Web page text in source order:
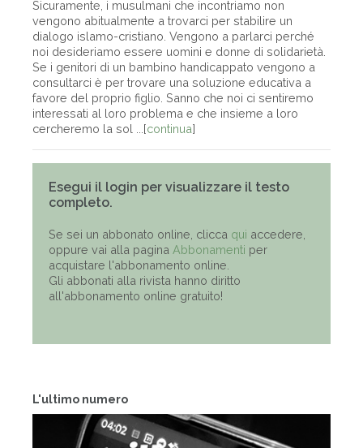
L'ultimo numero
Sicuramente, i musulmani che incontriamo non
vengono abitualmente a trovarci per stabilire un
dialogo islamo-cristiano. Vengono a parlarci perché
noi desideriamo essere uomini e donne di solidarietà.
Se i genitori di un bambino handicappato vengono a
consultarci è per trovare una soluzione educativa a
favore del proprio figlio. Sanno che noi ci sentiremo
interessati al loro problema e che insieme a loro
cercheremo la sol ...[continua]
Esegui il login per visualizzare il testo
completo.
Se sei un abbonato online, clicca qui accedere,
oppure vai alla pagina Abbonamenti per
acquistare l'abbonamento online.
Gli abbonati alla rivista hanno diritto
all'abbonamento online gratuito!